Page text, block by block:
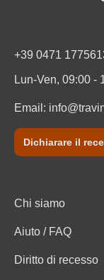
+39 0471
Lun-Ven, 09:00 -
Email:
Dichiarare il
Chi siamo
Aiuto / FAQ
Diritto di recesso